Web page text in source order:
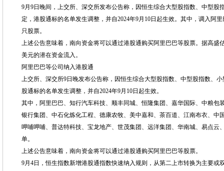
9月9日晚间，上交所、深交所发布公告称，因恒生综合大型股指数、中型股
定，港股通标的名单发生调整，并自2024年9月10日起生效。其中，调入阿
只股票。
上述公告意味着，南向资金将可以通过港股通购买阿里巴巴等股票。据高盛
美元的潜在资金流入。
阿里巴巴等公司纳入港股通
上交所、深交所9日晚发布公告称，因恒生综合大型股指数、中型股指数、
股通标的名单发生调整，并自2024年9月10日起生效。
其中，阿里巴巴、知行汽车科技、顺丰同城、恒隆集团、嘉华国际、中粮包
银行集团、中石化炼化工程、德康农牧、美中嘉和、茶百道、江南布衣、中
呷哺呷哺、普达特科技、宝龙地产、世茂集团、远洋集团、华南城、易点云
单。
上述公告意味着，南向资金将可以通过港股通购买阿里巴巴等股票。
9月4日，恒生指数新增港股通指数快速纳入规则，从第二上市转换为主要或